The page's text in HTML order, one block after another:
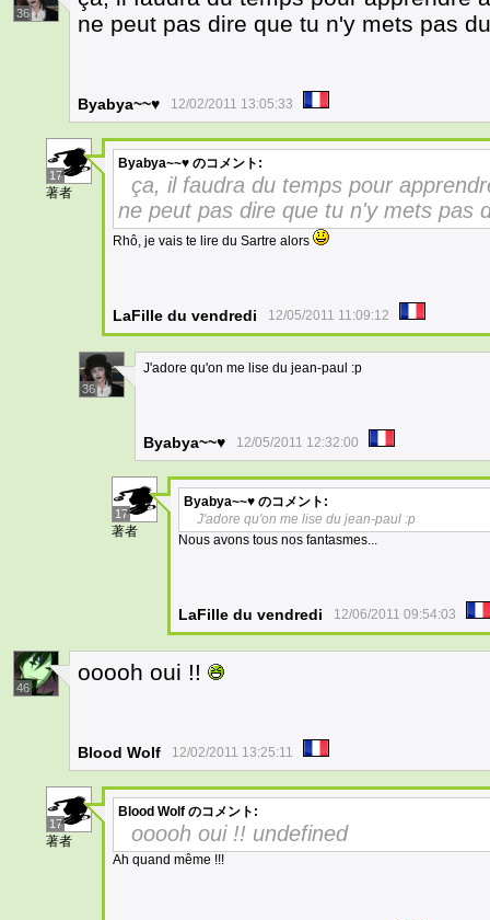
36
ne peut pas dire que tu n'y mets pas
Byabya~~♥ 12/02/2011 13:05:33
17
著者
Byabya~~♥ のコメント:
ça, il faudra du temps pour
ne peut pas dire que tu n'y mets pas
Rhô, je vais te lire du Sartre alors
LaFille du vendredi 12/05/2011 11:09:12
36
J'adore qu'on me lise du jean-paul :p
Byabya~~♥ 12/05/2011 12:32:00
17
著者
Byabya~~♥ のコメント:
J'adore qu'on me lise du jean-paul :p
Nous avons tous nos fantasmes...
LaFille du vendredi 12/06/2011 09:54:03
46
ooooh oui !!
Blood Wolf 12/02/2011 13:25:11
17
著者
Blood Wolf のコメント:
ooooh oui !! undefined
Ah quand même !!!